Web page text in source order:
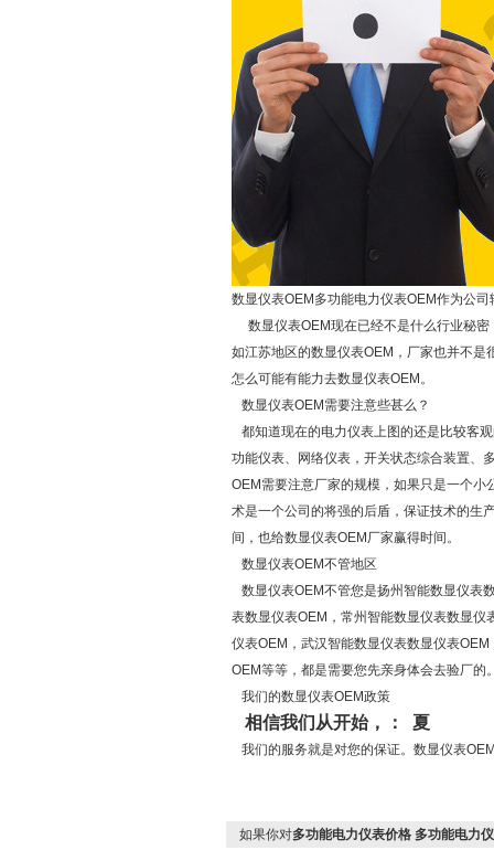
数显仪表OEM多功能电力仪表OEM作为公
数显仪表OEM现在已经不是什么行业秘密
如江苏地区的数显仪表OEM，厂家也并不
怎么可能有能力去数显仪表OEM。
数显仪表OEM需要注意些甚么？
都知道现在的电力仪表上图的还是比较客
功能仪表、网络仪表，开关状态综合装置、
OEM需要注意厂家的规模，如果只是一个
术是一个公司的将强的后盾，保证技术的生
间，也给数显仪表OEM厂家赢得时间。
数显仪表OEM不管地区
数显仪表OEM不管您是扬州智能数显仪表
表数显仪表OEM，常州智能数显仪表数显
仪表OEM，武汉智能数显仪表数显仪表
OEM等等，都是需要您先亲身体会去验厂的
我们的数显仪表OEM政策
相信我们从开始，： 夏
我们的服务就是对您的保证。数显仪表
如果你对多功能电力仪表价格 多功能电力